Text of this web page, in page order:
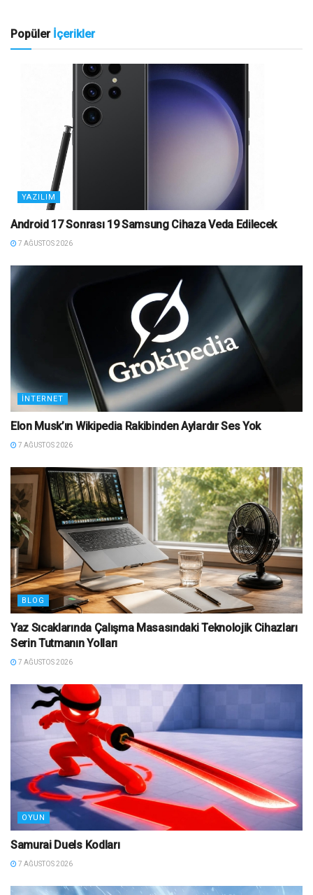
Popüler İçerikler
YAZILIM
Android 17 Sonrası 19 Samsung Cihaza Veda Edilecek
7 AĞUSTOS 2026
İNTERNET
Elon Musk’ın Wikipedia Rakibinden Aylardır Ses Yok
7 AĞUSTOS 2026
BLOG
Yaz Sıcaklarında Çalışma Masasındaki Teknolojik Cihazları
Serin Tutmanın Yolları
7 AĞUSTOS 2026
OYUN
Samurai Duels Kodları
7 AĞUSTOS 2026